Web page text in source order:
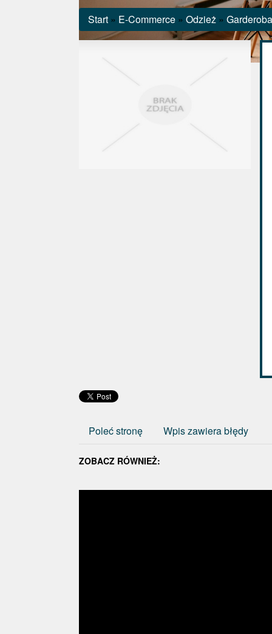
Start » E-Commerce » Odzież »
Poleć stronę Wpis zawiera błędy
ZOBACZ RÓWNIEŻ: